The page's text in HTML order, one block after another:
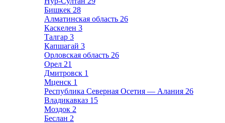
Бишкек 28
Алматинская область 26
Каскелен 3
Талгар 3
Капшагай 3
Орловская область 26
Орел 21
Дмитровск 1
Мценск 1
Республика Северная Осетия — Алания 26
Владикавказ 15
Моздок 2
Беслан 2